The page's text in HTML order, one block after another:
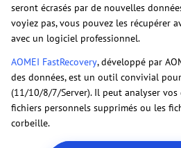
seront écrasés par de nouvelles
voyiez pas, vous pouvez les récupérer
avec un logiciel professionnel.
AOMEI FastRecovery, développé par
des données, est un outil convivial
(11/10/8/7/Server). Il peut analyser
fichiers personnels supprimés ou les
corbeille.